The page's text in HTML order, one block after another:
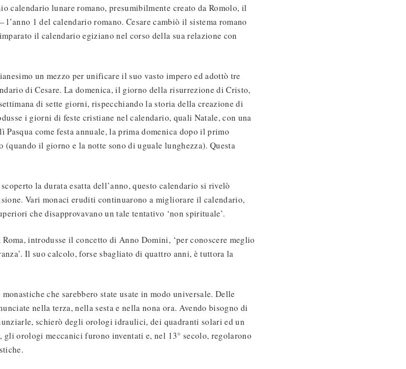
calendario lunare romano, presumibilmente creato da Romolo, il
l’anno 1 del calendario romano. Cesare cambiò il sistema romano
il calendario egiziano nel corso della sua relazione con
un mezzo per unificare il suo vasto impero ed adottò tre
di Cesare. La domenica, il giorno della risurrezione di Cristo,
di sette giorni, rispecchiando la storia della creazione di
i giorni di feste cristiane nel calendario, quali Natale, con una
come festa annuale, la prima domenica dopo il primo
(quando il giorno e la notte sono di uguale lunghezza). Questa
la durata esatta dell’anno, questo calendario si rivelò
Vari monaci eruditi continuarono a migliorare il calendario,
che disapprovavano un tale tentativo ‘non spirituale’.
introdusse il concetto di Anno Domini, ‘per conoscere meglio
Il suo calcolo, forse sbagliato di quattro anni, è tuttora la
che sarebbero state usate in modo universale. Delle
nella terza, nella sesta e nella nona ora. Avendo bisogno di
schierò degli orologi idraulici, dei quadranti solari ed un
gli orologi meccanici furono inventati e, nel 13° secolo, regolarono